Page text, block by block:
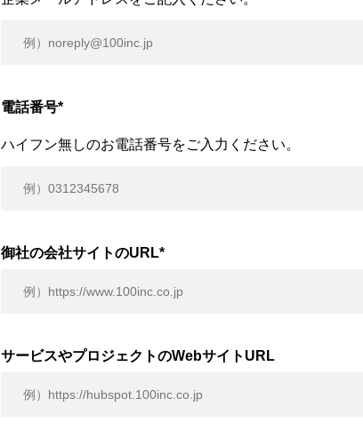
電話番号*
ハイフン無しのお電話番号をご入力ください。
御社の会社サイトのURL*
サービスやプロジェクトのWebサイトURL